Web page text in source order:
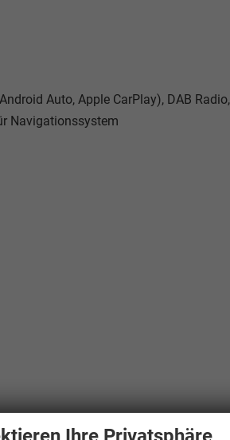
Auto, Apple CarPlay), DAB
Navigationssystem